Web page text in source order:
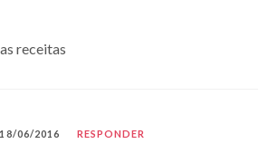
receitas
18/06/2016 RESPONDER